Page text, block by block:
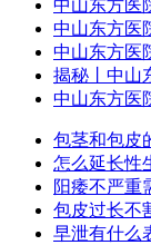
中山东方医
中山东方医
中山东方医
揭秘丨中山
中山东方医
包茎和包皮
怎么延长性
阳痿不严重
包皮过长不
早泄有什么